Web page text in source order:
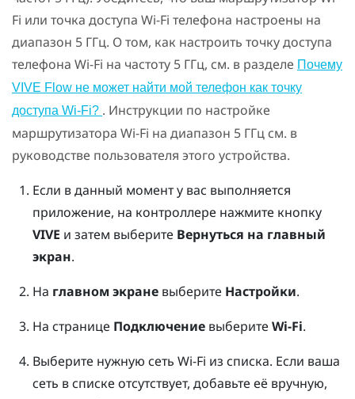
Fi или точка доступа Wi-Fi телефона настроены на
диапазон 5 ГГц. О том, как настроить точку доступа
телефона Wi-Fi на частоту 5 ГГц, см. в разделе Почему
VIVE Flow не может найти мой телефон как точку
доступа Wi-Fi? . Инструкции по настройке
маршрутизатора Wi-Fi на диапазон 5 ГГц см. в
руководстве пользователя этого устройства.
Если в данный момент у вас выполняется
приложение, на контроллере нажмите кнопку
VIVE и затем выберите Вернуться на главный
экран.
На главном экраневыберите Настройки.
На странице Подключениевыберите Wi-Fi.
Выберите нужную сеть Wi-Fi из списка. Если ваша
сеть в списке отсутствует, добавьте её вручную,